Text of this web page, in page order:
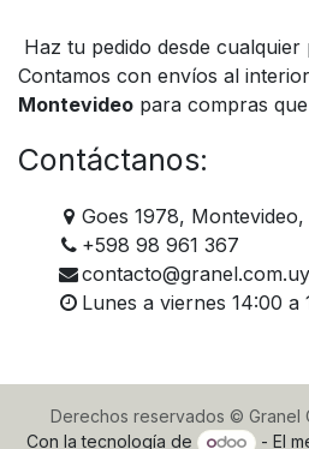
Haz tu pedido desde cualquier
Contamos con envíos al
Montevideo para compras
Contáctanos:
Goes 1978,
+598 98 961 367
contacto@granel.com.uy
Lunes a viernes 14:00 a
Derechos reservados © Granel
Con la tecnología de
- El